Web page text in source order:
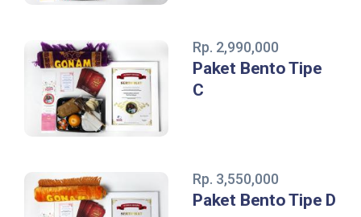
Rp. 2,990,000
Paket Bento Tipe
C
Rp. 3,550,000
Paket Bento Tipe D